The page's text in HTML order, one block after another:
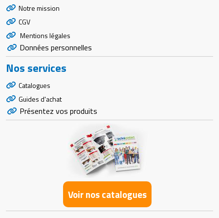
Notre mission
CGV
Mentions légales
Données personnelles
Nos services
Catalogues
Guides d'achat
Présentez vos produits
Voir nos catalogues